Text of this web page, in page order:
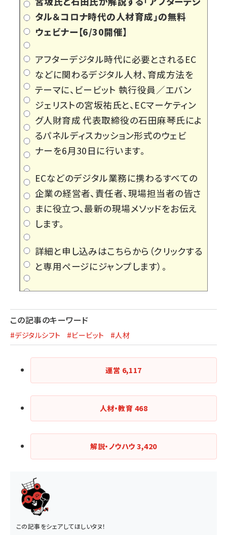
タル＆コロナ時代の人材育成」の無料
ウェビナー【6/30開催】
アフターデジタル時代に必要とされるEC
などに関わるデジタル人材、育成方法を
テーマに、ビービット 執行役員／エバン
ジェリストの宮坂祐氏と、ECマーケティン
グ人財育成 代表取締役の石田麻琴氏によ
るパネルディスカッション形式のウェビ
ナーを6月30日に行います。
ECなどのデジタル業務に携わるすべての
企業の経営者、責任者、現場担当者の皆さ
まに役立つ、最新の現場メソッドをお伝え
します。
詳細と申し込みはこちらから （クリックする
と専用ページにジャンプします）。
この記事のキーワード
#デジタルシフト #ビービット #人材
運営 6,117
人材・教育 468
解説・ノウハウ3,420
この記事をシェアしてほしいタヌ！